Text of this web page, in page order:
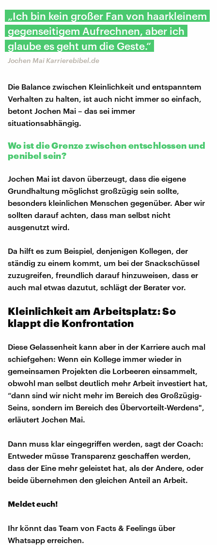
„Ich bin kein großer Fan von haarkleinem
gegenseitigem Aufrechnen, aber ich
glaube es geht um die Geste.“
Jochen Mai Karrierebibel.de
Die Balance zwischen Kleinlichkeit und entspanntem
Verhalten zu halten, ist auch nicht immer so einfach,
betont Jochen Mai – das sei immer
situationsabhängig.
Wo ist die Grenze zwischen entschlossen und
penibel sein?
Jochen Mai ist davon überzeugt, dass die eigene
Grundhaltung möglichst großzügig sein sollte,
besonders kleinlichen Menschen gegenüber. Aber wir
sollten darauf achten, dass man selbst nicht
ausgenutzt wird.
Da hilft es zum Beispiel, denjenigen Kollegen, der
ständig zu einem kommt, um bei der Snackschüssel
zuzugreifen, freundlich darauf hinzuweisen, dass er
auch mal etwas dazutut, schlägt der Berater vor.
Kleinlichkeit am Arbeitsplatz: So
klappt die Konfrontation
Diese Gelassenheit kann aber in der Karriere auch mal
schiefgehen: Wenn ein Kollege immer wieder in
gemeinsamen Projekten die Lorbeeren einsammelt,
obwohl man selbst deutlich mehr Arbeit investiert hat,
“dann sind wir nicht mehr im Bereich des Großzügig-
Seins, sondern im Bereich des Übervorteilt-Werdens",
erläutert Jochen Mai.
Dann muss klar eingegriffen werden, sagt der Coach:
Entweder müsse Transparenz geschaffen werden,
dass der Eine mehr geleistet hat, als der Andere, oder
beide übernehmen den gleichen Anteil an Arbeit.
Meldet euch!
Ihr könnt das Team von Facts & Feelings über
Whatsapp erreichen.